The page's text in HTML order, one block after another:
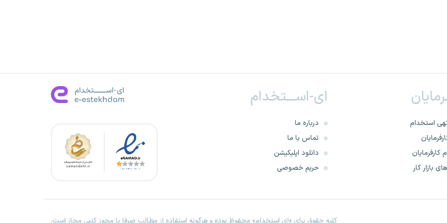
استخدام
کارفرمایان
بازار کار
ای-اســـتخدام
درباره ما
تماس با ما
دانلود اپلیکیشن
حریم خصوصی
کلیه حقوق برای «ای استخدام» محفوظ بوده و هرگونه استفاده از مطالب صرفا با مجوز کتبی مجاز است.